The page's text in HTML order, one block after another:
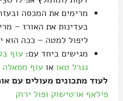
בעדינות את האורז –
ליפול למטה – ככה הוא
מגישים ביחד עם: עוף
גנרל טאו או עוף מסאלה
לעוד מתכונים מעולים עם
פילאף ארטישוק ופול ירוק